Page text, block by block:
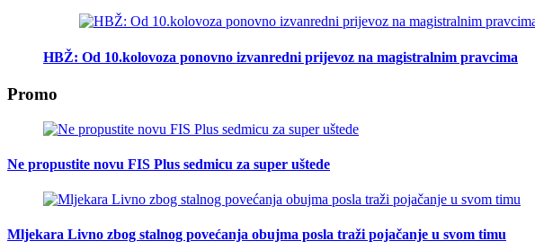
HBŽ: Od 10.kolovoza ponovno izvanredni prijevoz na magistralnim pravcima
Promo
Ne propustite novu FIS Plus sedmicu za super uštede
Mljekara Livno zbog stalnog povećanja obujma posla traži pojačanje u svom timu